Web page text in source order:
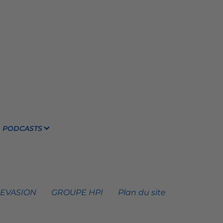
PODCASTS
GROUPE HPI Plan du site